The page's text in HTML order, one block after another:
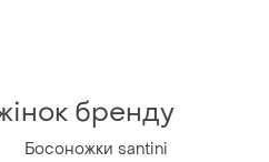
бренду
Босоножки santini